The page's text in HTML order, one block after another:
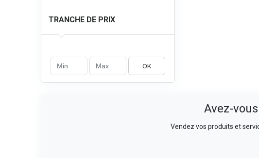
TRANCHE DE PRIX
OK
Avez-
Vendez vos produits et